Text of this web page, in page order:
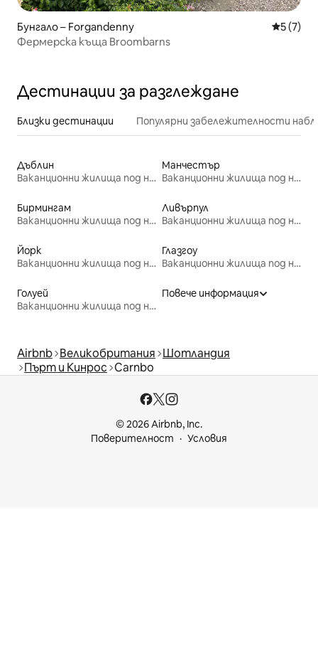
Бунгало – Forgandenny Средна
5 (7)
Фермерска къща Broombarns
Дестинации за разглеждане
Близки дестинации Популярни забележителности
Дъблин
Ваканционни жилища под наем
Манчестър
Ваканционни жилища под наем
Бирмингам
Ваканционни жилища под наем
Ливърпул
Ваканционни жилища под наем
Йорк
Ваканционни жилища под наем
Глазгоу
Ваканционни жилища под наем
Голуей
Ваканционни жилища под наем
Повече информация
Airbnb Великобритания Шотландия
Пърт и Кинрос Carnbo
© 2026 Airbnb, Inc.
Поверителност
Условия